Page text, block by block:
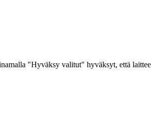
"Hyväksy valitut" hyväksyt, että